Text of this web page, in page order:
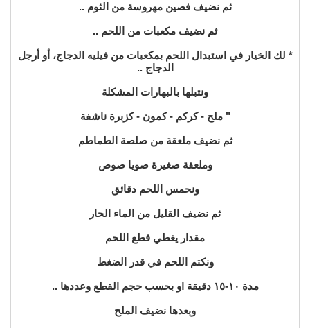
ثم نضيف فصين مهروسة من الثوم ..
ثم نضيف مكعبات من اللحم ..
* لك الخيار في استبدال اللحم بمكعبات من فيليه الدجاج، أو أرجل
الدجاج ..
ونتبلها بالبهارات المشكلة
" ملح - كركم - كمون - كزبرة ناشفة
ثم نضيف ملعقة من صلصة الطماطم
وملعقة صغيرة صويا صوص
ونحمس اللحم دقائق
ثم نضيف القليل من الماء الحار
مقدار يغطي قطع اللحم
ونكتم اللحم في قدر الضغط
مدة ١٠-١٥ دقيقة او بحسب حجم القطع وعددها ..
وبعدها نضيف الملح